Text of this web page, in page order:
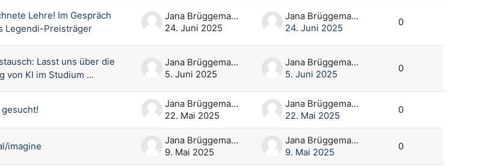
Lehre! Im Gespräch
Legendi-Preisträger
Jana Brüggemann
24. Juni 2025
Jana Brüggemann
24. Juni 2025
0
Lasst uns über die
von KI im Studium ...
Jana Brüggemann
5. Juni 2025
Jana Brüggemann
5. Juni 2025
0
Jana Brüggemann
22. Mai 2025
Jana Brüggemann
22. Mai 2025
0
imagine
Jana Brüggemann
9. Mai 2025
Jana Brüggemann
9. Mai 2025
0